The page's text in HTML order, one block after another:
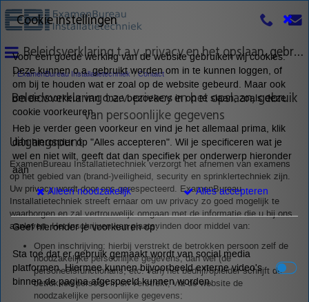
Beleidsverklaring t.a.v. privacy en het opslaan, gebruik van persoonlijke gegevens
ExamenBureau Installatietechniek Contact
Beleidsverklaring t.a.v. privacy en het opslaan, gebruik
van persoonlijke gegevens
Uitgangspunt
ExamenBureau Installatietechniek verzorgt het afnemen van examens
op het gebied van (brand-)veiligheid, security en sprinklertechniek zijn.
Uw privacy wordt door ons gerespecteerd. ExamenBureau
Installatietechniek streeft ernaar om uw privacy zo goed mogelijk te
waarborgen en zal vertrouwelijk omgaan met de informatie die u bij ons
aanlevert. Het inschrijven kan plaatsvinden door middel van:
Open inschrijving; hierbij verstrekt de betrokken persoon zelf de
noodzakelijke persoonlijke gegevens, dan wel (de
personeelsfunctionaris, etc. van) het bedrijf/opleider schrijft de
betrokken persoon in en verstrekt, via de website de
noodzakelijke persoonlijke gegevens;
Cookie instellingen
Voor een goede werking van de website gebruiken wij cookies.
Deze kunnen o.a. gebruikt worden om in te kunnen loggen, of
om bij te houden wat er zoal op de website gebeurd. Maar ook
om de voorkeur van onze bezoekers in op te slaan, zoals deze
cookie voorkeuren.
Heb je verder geen voorkeur en vind je het allemaal prima, klik
dan hieronder op "Alles accepteren". Wil je specificeren wat je
wel en niet wilt, geeft dat dan specifiek per onderwerp hieronder
aan
Alleen noodzakelijk
Alles accepteren
Geef hieronder je voorkeuren op:
Sta toe dat er gebruik gemaakt wordt van social media
platformen. Hiermee kunnen bijvoorbeeld externe video's
binnen de pagina afgespeeld kunnen worden.